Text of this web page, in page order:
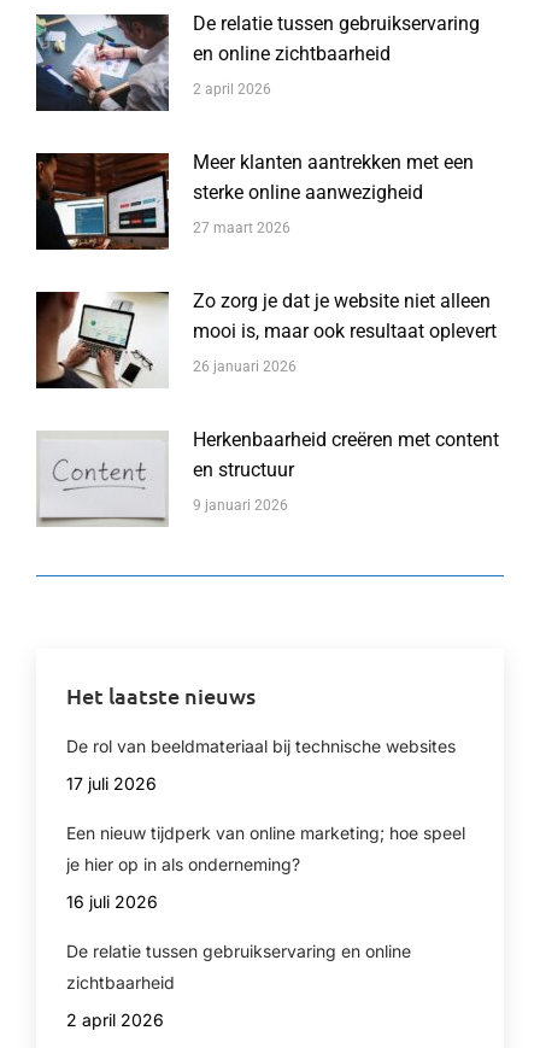
De relatie tussen gebruikservaring
en online zichtbaarheid
2 april 2026
Meer klanten aantrekken met een
sterke online aanwezigheid
27 maart 2026
Zo zorg je dat je website niet alleen
mooi is, maar ook resultaat oplevert
26 januari 2026
Herkenbaarheid creëren met content
en structuur
9 januari 2026
Het laatste nieuws
De rol van beeldmateriaal bij technische websites
17 juli 2026
Een nieuw tijdperk van online marketing; hoe speel
je hier op in als onderneming?
16 juli 2026
De relatie tussen gebruikservaring en online
zichtbaarheid
2 april 2026